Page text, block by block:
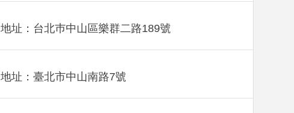
地址：台北巿中山區樂群二路189號
地址：臺北市中山南路7號